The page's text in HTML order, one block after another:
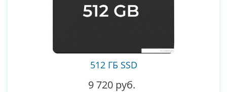
512 ГБ SSD
9 720 руб.